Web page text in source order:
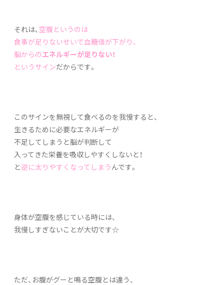
それは、 空腹というのは
食事が足りないせいで血糖値が下がり、
脳からのエネルギーが足りない！
というサインだからです。
このサインを無視して食べるのを我慢すると、
生きるために必要なエネルギーが
不足してしまうと脳が判断して
入ってきた栄養を吸収しやすくしないと！
と逆に太りやすくなってしまう んです。
身体が空腹を感じている時には、
我慢しすぎないことが大切です☆
ただ、お腹がグーと鳴る空腹とは違う、